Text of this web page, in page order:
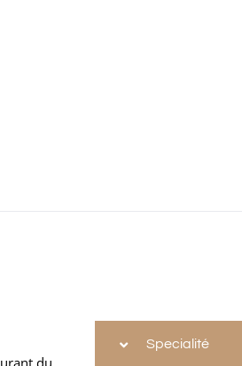
du
Specialité